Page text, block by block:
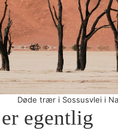
Døde trær i Sossusvlei i
egentlig